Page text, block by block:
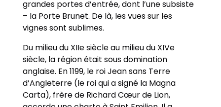
grandes portes d’entrée, dont l’une subsiste
– la Porte Brunet. De là, les vues sur les
vignes sont sublimes.
Du milieu du XIIe siècle au milieu du XIVe
siècle, la région était sous domination
anglaise. En 1199, le roi Jean sans Terre
d’Angleterre (le roi qui a signé la Magna
Carta), frère de Richard Cœur de Lion,